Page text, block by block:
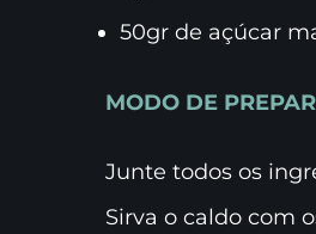
50gr de açúcar
MODO DE
Junte todos os
Sirva o caldo com